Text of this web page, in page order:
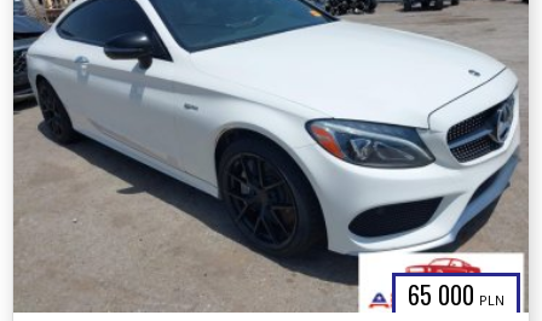
65 000 PLN